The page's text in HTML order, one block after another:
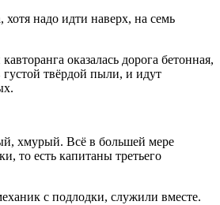
надо идти наверх, на семь
оказалась дорога бетонная,
твёрдой пыли, и идут
хмурый. Всё в большей мере
то есть капитаны третьего
с подлодки, служили вместе.